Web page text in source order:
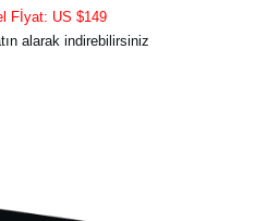
Fİyat: US $149
alarak indirebilirsiniz